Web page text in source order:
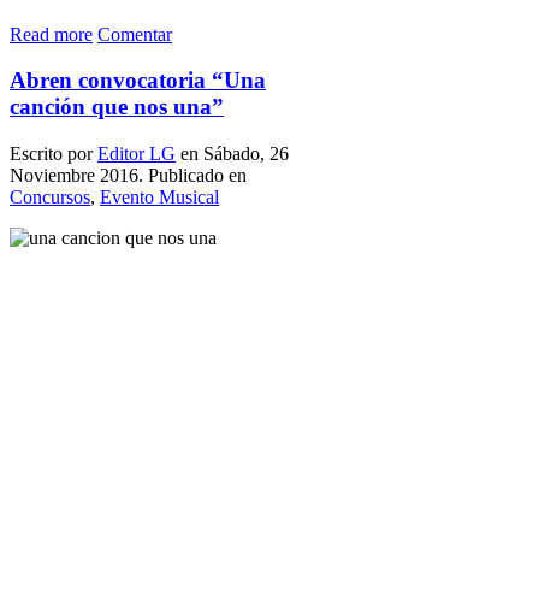
Read more Comentar
Abren convocatoria “Una
canción que nos una”
Escrito porEditor LG en Sábado, 26
Noviembre 2016. Publicado en
Concursos, Evento Musical